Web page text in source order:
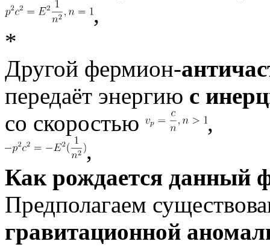
,
*
Другой фермион-
передаёт энергию с
со скоростью
,
,
Как рождается данный
Предполагаем
гравитационной